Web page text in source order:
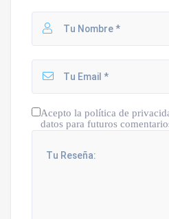
Acepto la política de
datos para futuros